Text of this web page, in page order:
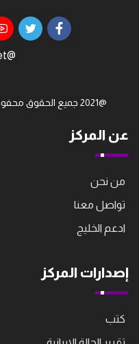
@alkhalejnet
@2021 جميع الحقوق محفوظة - مركز الخليج للدراسات اﻹيرانية
عن المركز
من نحن
تواصل معنا
ادعم الخليج
إصدارات المركز
كتب